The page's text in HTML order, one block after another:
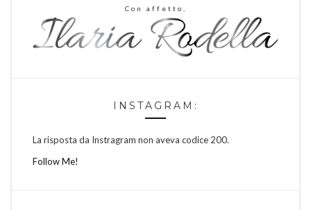
Con affetto,
INSTAGRAM:
La risposta da Instragram non aveva codice 200.
Follow Me!